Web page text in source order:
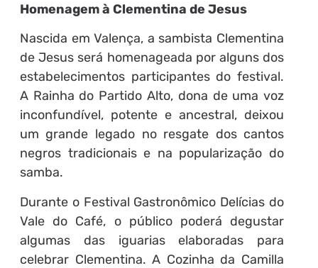
Homenagem à Clementina de Jesus
Nascida em Valença, a sambista Clementina
de Jesus será homenageada por alguns dos
estabelecimentos participantes do festival.
A Rainha do Partido Alto, dona de uma voz
inconfundível, potente e ancestral, deixou
um grande legado no resgate dos cantos
negros tradicionais e na popularização do
samba.
Durante o Festival Gastronômico Delícias do
Vale do Café, o público poderá degustar
algumas das iguarias elaboradas para
celebrar Clementina. A Cozinha da Camilla